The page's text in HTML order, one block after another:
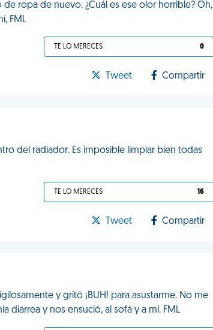
ropa de nuevo. ¿Cuál es ese olor horrible? Oh,
FML
TE LO MERECES 0
Tweet Compartir
del radiador. Es imposible limpiar bien todas
TE LO MERECES 16
Tweet Compartir
y gritó ¡BUH! para asustarme. No me
diarrea y nos ensució, al sofá y a mí. FML